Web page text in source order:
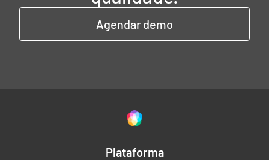
Agendar demo
Plataforma